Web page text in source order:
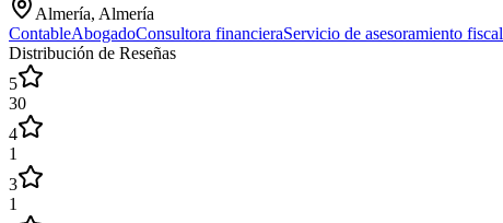
Almería, Almería
ContableAbogadoConsultora financieraServicio de asesoramiento fiscal
Distribución de Reseñas
5
30
4
1
3
1